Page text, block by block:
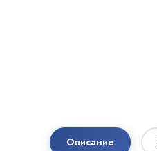
Описание